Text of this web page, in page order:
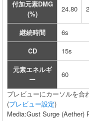
付加元素DMG
(%)
24.80
継続時間
6s
CD
15s
元素エネルギ
ー
60
プレビューにカーソルを合
(プレビュー設定)
Media:Gust Surge (Aether)